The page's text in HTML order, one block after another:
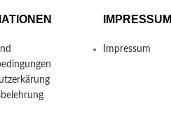
IMPRESSUM
Impressum